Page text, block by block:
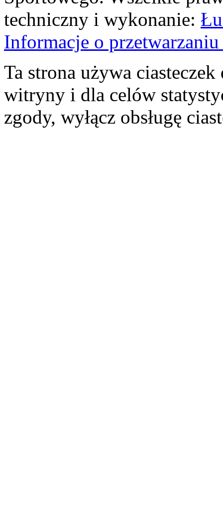
techniczny i wykonanie:
Informacje o
Ta strona używa
witryny i dla celów
zgody, wyłącz obsługę